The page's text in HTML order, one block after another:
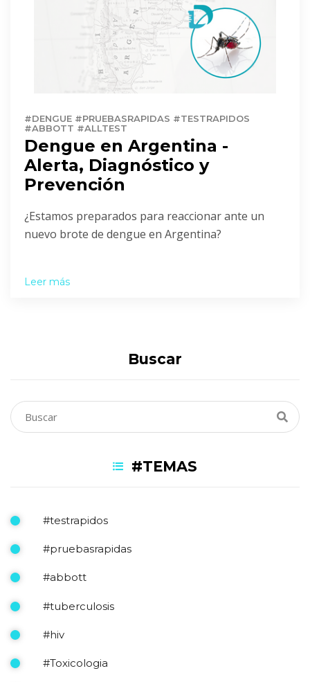
#DENGUE #PRUEBASRAPIDAS #TESTRAPIDOS
#ABBOTT #ALLTEST
Dengue en Argentina -
Alerta, Diagnóstico y
Prevención
¿Estamos preparados para reaccionar ante un
nuevo brote de dengue en Argentina?
Leer más
Buscar
#TEMAS
#testrapidos
#pruebasrapidas
#abbott
#tuberculosis
#hiv
#Toxicologia